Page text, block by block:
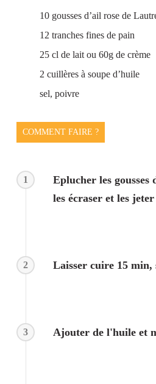
10 gousses d’ail rose de
12 tranches fines de pain
25 cl de lait ou 60g de crème
2 cuillères à soupe d’huile
sel, poivre
COMMENT FAIRE ?
1
Eplucher les
les écraser et les
2 Laisser cuire 15
3 Ajouter de l'huile et